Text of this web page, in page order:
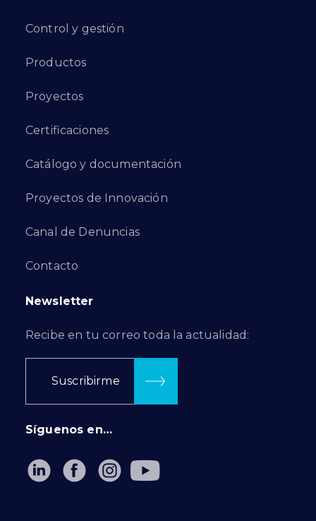
Control y gestión
Productos
Proyectos
Certificaciones
Catálogo y documentación
Proyectos de Innovación
Canal de Denuncias
Contacto
Newsletter
Recibe en tu correo toda la actualidad:
Suscribirme
Síguenos en…